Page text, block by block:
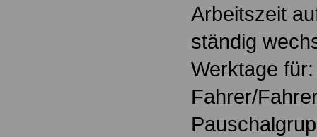
Arbeitszeit
ständig
Werktage für:
Fahrer/